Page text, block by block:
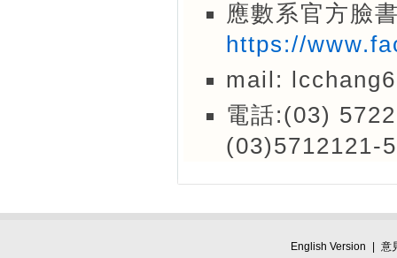
應數系官方臉
https://
mail:
電話:(03)
(03)5712121-
English Version
意